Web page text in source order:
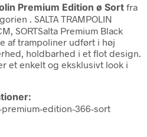
Premium Edition ø Sort fra
. SALTA TRAMPOLIN
SORTSalta Premium Black
af trampoliner udført i høj
holdbarhed i et flot design.
et enkelt og eksklusivt look i
edition-366-sort